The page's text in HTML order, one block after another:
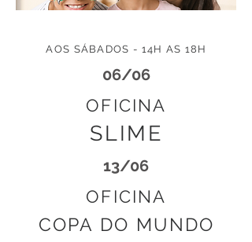
AOS SÁBADOS - 14H AS 18H
06/06
OFICINA
SLIME
13/06
OFICINA
COPA DO MUNDO